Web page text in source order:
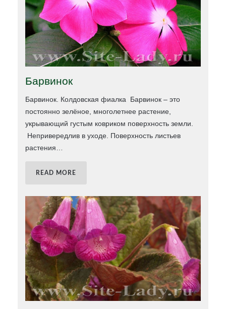
Барвинок
Барвинок. Колдовская фиалка Барвинок – это
постоянно зелёное, многолетнее растение,
укрывающий густым ковриком поверхность земли.
Непривередлив в уходе. Поверхность листьев
растения…
READ MORE